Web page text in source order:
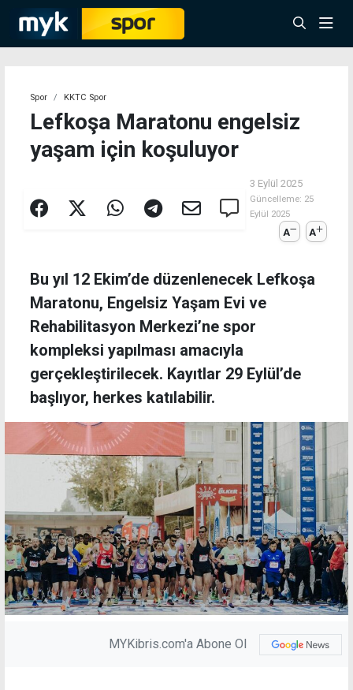
Spor KKTC Spor
Lefkoşa Maratonu engelsiz
yaşam için koşuluyor
3 Eylül 2025
Güncelleme: 25
Eylül 2025
A A
Bu yıl 12 Ekim’de düzenlenecek Lefkoşa
Maratonu, Engelsiz Yaşam Evi ve
Rehabilitasyon Merkezi’ne spor
kompleksi yapılması amacıyla
gerçekleştirilecek. Kayıtlar 29 Eylül’de
başlıyor, herkes katılabilir.
MYKibris.com'a Abone Ol